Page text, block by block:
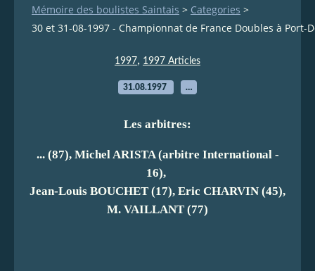
Mémoire des boulistes Saintais > Categories >
30 et 31-08-1997 - Championnat de France Doubles à Port-
1997, 1997 Articles
31.08.1997 …
Les arbitres:
... (87), Michel ARISTA (arbitre International -
16),
Jean-Louis BOUCHET (17), Eric CHARVIN (45),
M. VAILLANT (77)